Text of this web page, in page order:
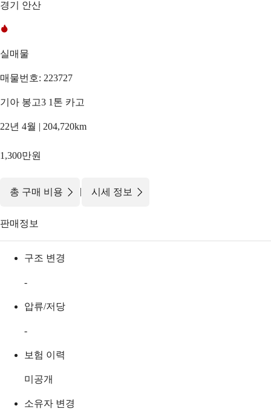
경기 안산
실매물
매물번호: 223727
기아 봉고3 1톤 카고
22년 4월 | 204,720km
1,300만원
총 구매 비용 | 시세 정보
판매정보
구조 변경
-
압류/저당
-
보험 이력
미공개
소유자 변경